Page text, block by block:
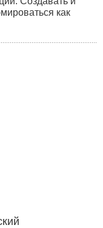
как